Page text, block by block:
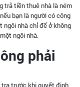
trả tiền thuê nhà là ném
bạn là người có công
ngôi nhà chỉ để ở không
ngôi nhà.
phải
trước khi quyết định